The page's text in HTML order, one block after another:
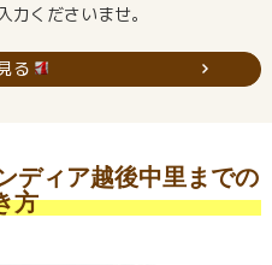
くださいませ。
る
ディア越後中里までの
方